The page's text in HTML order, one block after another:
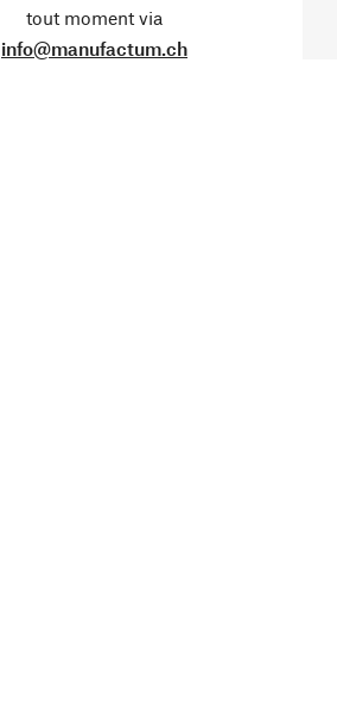
tout moment via
info@manufactum.ch